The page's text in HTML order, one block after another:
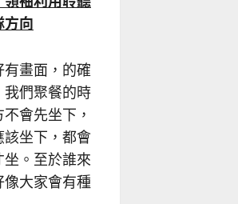
方向
有畫面，的確
們聚餐的時
會先坐下，
坐下，都會
。至於誰來
大家會有種